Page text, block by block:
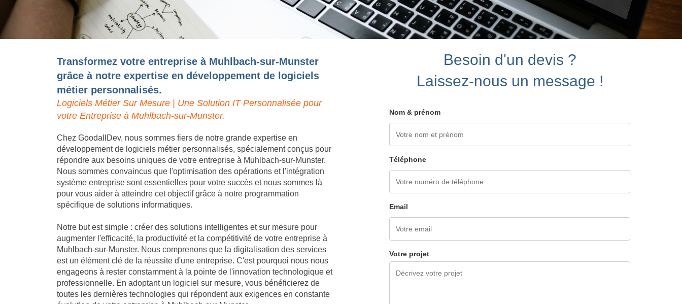
Transformez votre entreprise à Muhlbach-sur-Munster
grâce à notre expertise en développement de logiciels
métier personnalisés.
Logiciels Métier Sur Mesure | Une Solution IT Personnalisée pour
votre Entreprise à Muhlbach-sur-Munster.
Chez GoodallDev, nous sommes fiers de notre grande expertise en
développement de logiciels métier personnalisés, spécialement conçus pour
répondre aux besoins uniques de votre entreprise à Muhlbach-sur-Munster.
Nous sommes convaincus que l'optimisation des opérations et l'intégration
système entreprise sont essentielles pour votre succès et nous sommes là
pour vous aider à atteindre cet objectif grâce à notre programmation
spécifique de solutions informatiques.
Notre but est simple : créer des solutions intelligentes et sur mesure pour
augmenter l'efficacité, la productivité et la compétitivité de votre entreprise à
Muhlbach-sur-Munster. Nous comprenons que la digitalisation des services
est un élément clé de la réussite d'une entreprise. C'est pourquoi nous nous
engageons à rester constamment à la pointe de l'innovation technologique et
professionnelle. En adoptant un logiciel sur mesure, vous bénéficierez de
toutes les dernières technologies qui répondent aux exigences en constante
Besoin d'un devis ?
Laissez-nous un message !
Nom & prénom
Téléphone
Email
Votre projet